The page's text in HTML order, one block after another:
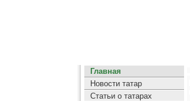
Главная
Новости татар
Статьи о татарах